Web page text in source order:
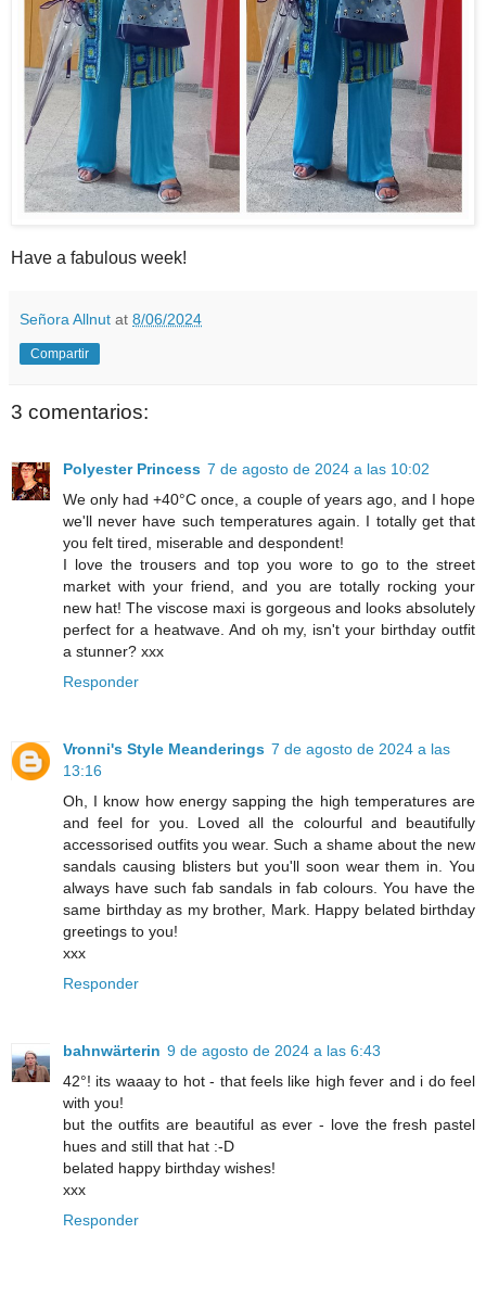
Have a fabulous week!
Señora Allnut at 8/06/2024
Compartir
3 comentarios:
Polyester Princess 7 de agosto de 2024 a las 10:02
We only had +40°C once, a couple of years ago, and I hope
we'll never have such temperatures again. I totally get that
you felt tired, miserable and despondent!
I love the trousers and top you wore to go to the street
market with your friend, and you are totally rocking your
new hat! The viscose maxi is gorgeous and looks absolutely
perfect for a heatwave. And oh my, isn't your birthday outfit
a stunner? xxx
Responder
Vronni's Style Meanderings 7 de agosto de 2024 a las
13:16
Oh, I know how energy sapping the high temperatures are
and feel for you. Loved all the colourful and beautifully
accessorised outfits you wear. Such a shame about the new
sandals causing blisters but you'll soon wear them in. You
always have such fab sandals in fab colours. You have the
same birthday as my brother, Mark. Happy belated birthday
greetings to you!
xxx
Responder
bahnwärterin 9 de agosto de 2024 a las 6:43
42°! its waaay to hot - that feels like high fever and i do feel
with you!
but the outfits are beautiful as ever - love the fresh pastel
hues and still that hat :-D
belated happy birthday wishes!
xxx
Responder